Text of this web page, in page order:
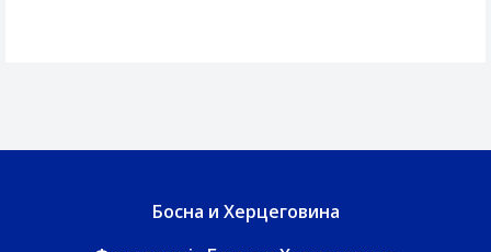
Босна и Херцеговина